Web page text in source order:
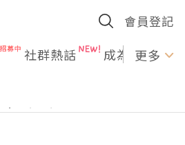
會員登記
社群熱話 成為U更多